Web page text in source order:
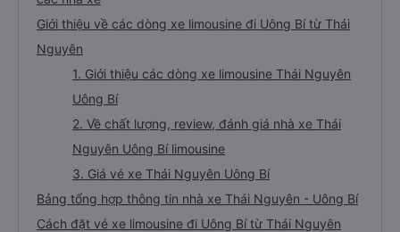
Giới thiệu về các dòng xe limousine đi Uông Bí từ Thái
Nguyên
1. Giới thiệu các dòng xe limousine Thái Nguyên
Uông Bí
2. Về chất lượng, review, đánh giá nhà xe Thái
Nguyên Uông Bí limousine
3. Giá vé xe Thái Nguyên Uông Bí
Bảng tổng hợp thông tin nhà xe Thái Nguyên - Uông Bí
Cách đặt vé xe limousine đi Uông Bí từ Thái Nguyên